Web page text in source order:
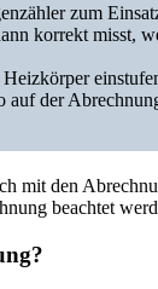
zum
korrekt misst,
der
mit den
beachtet